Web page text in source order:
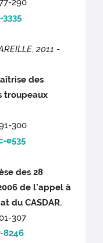
290
,2011 -
des
troupeaux
300
e535
des 28
de l’appel à
du CASDAR.
307